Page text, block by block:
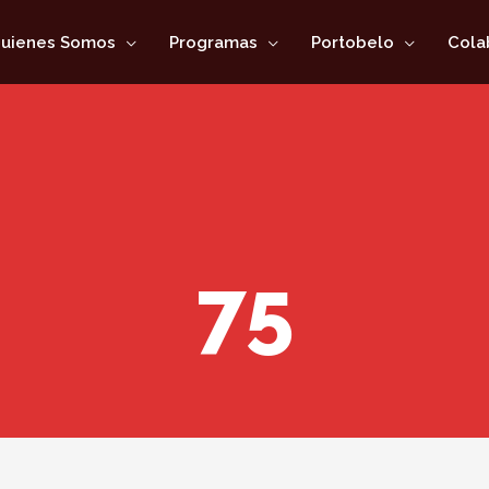
Somos Programas Portobelo
75